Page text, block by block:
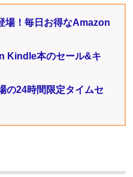
場！毎日お得なAmazon
Kindle本のセール&キ
の24時間限定タイムセ